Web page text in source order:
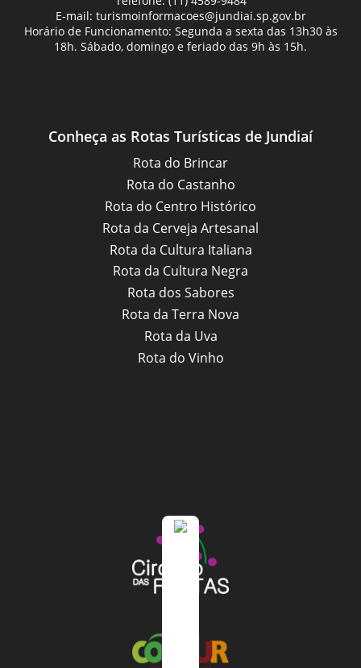
Conheça as Rotas Turísticas de Jundiaí
Rota do Brincar
Rota do Castanho
Rota do Centro Histórico
Rota da Cerveja Artesanal
Rota da Cultura Italiana
Rota da Cultura Negra
Rota dos Sabores
Rota da Terra Nova
Rota da Uva
Rota do Vinho
E-mail: turismoinformacoes@jundiai.sp.gov.br
Horário de Funcionamento: Segunda a sexta das 13h30 às
18h. Sábado, domingo e feriado das 9h às 15h.